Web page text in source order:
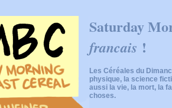
Saturday
francais !
Les Céréales du
physique, la science
aussi la vie, la mort, la
choses.